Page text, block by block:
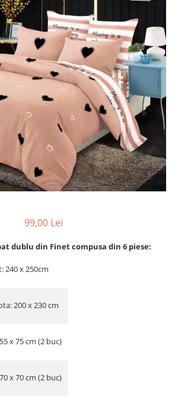
Poplin
+ 2 Draperii
PLIURI
piese cu
99,00 Lei
dublu din Finet compusa din 6 piese:
240 x 250cm
200 x 230 cm
x 75 cm (2 buc)
x 70 cm (2 buc)